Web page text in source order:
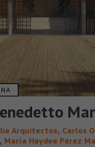
Arquitectos, Carlos
, María Haydee Pérez